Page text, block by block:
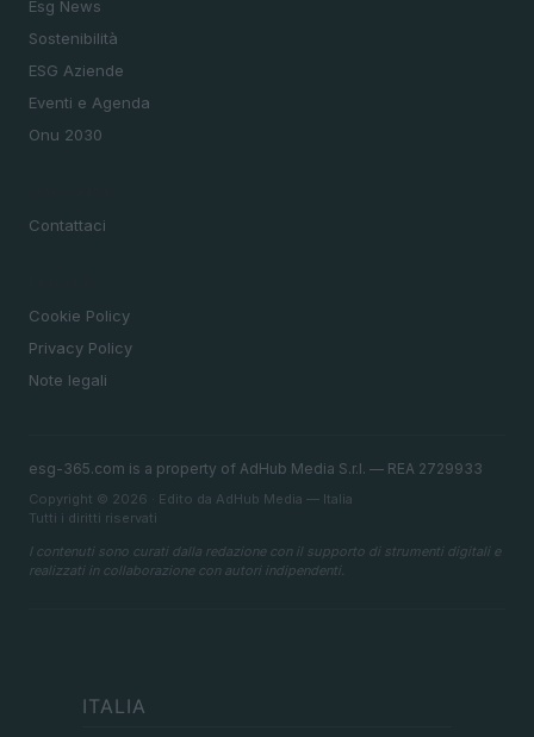
Esg News
Sostenibilità
ESG Aziende
Eventi e Agenda
Onu 2030
Contattaci
Cookie Policy
Privacy Policy
Note legali
esg-365.com is a property of AdHub Media S.r.l. — REA 2729933
Copyright © 2026 · Edito da AdHub Media — Italia
Tutti i diritti riservati
I contenuti sono curati dalla redazione con il supporto di strumenti digitali e
realizzati in collaborazione con autori indipendenti.
ITALIA